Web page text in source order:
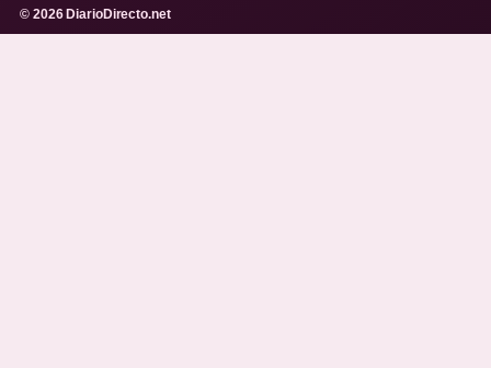
© 2026 DiarioDirecto.net